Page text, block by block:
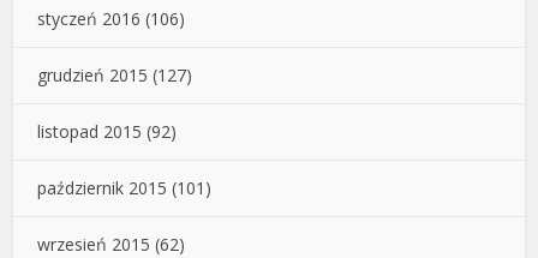
styczeń 2016 (106)
grudzień 2015 (127)
listopad 2015 (92)
październik 2015 (101)
wrzesień 2015 (62)